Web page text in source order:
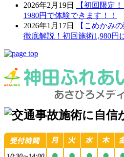
2026年2月19日
【初回限定
1980円で体験できます！！
2026年1月17日
【こめかみ
徹底解説！初回施術1,980円